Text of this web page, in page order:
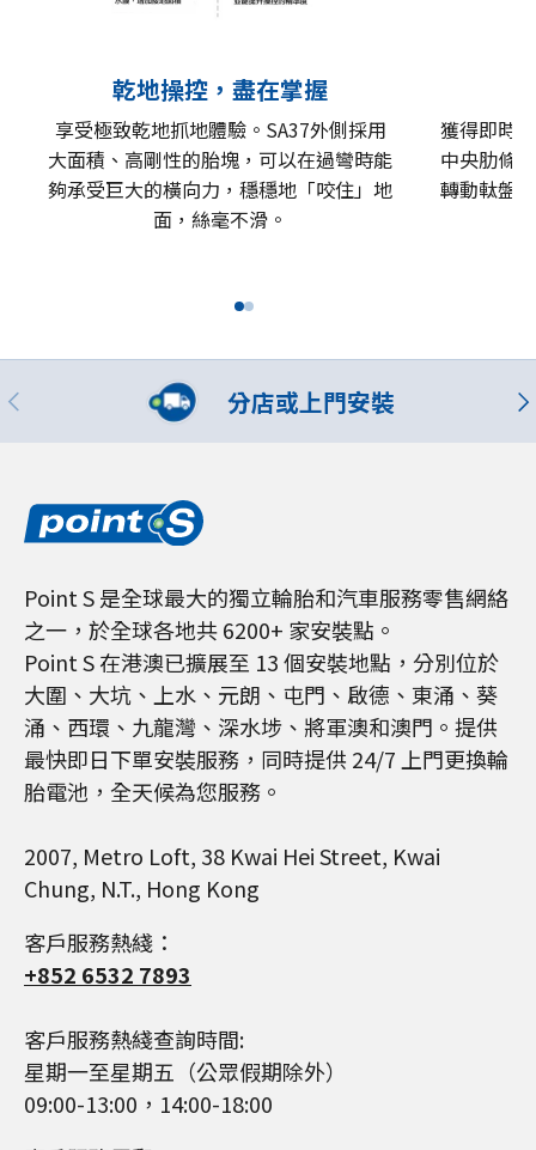
乾地操控，盡在掌握
享受極致乾地抓地體驗。SA37外側採用
大面積、高剛性的胎塊，可以在過彎時能
夠承受巨大的橫向力，穩穩地「咬住」地
面，絲毫不滑。
獲得即時
中央肋條
轉動軚盤
分店或上門安裝
Point S 是全球最大的獨立輪胎和汽車服務零售網絡
之一，於全球各地共 6200+ 家安裝點。
Point S 在港澳已擴展至 13 個安裝地點，分別位於
大圍、大坑、上水、元朗、屯門、啟德、東涌、葵
涌、西環、九龍灣、深水埗、將軍澳和澳門。提供
最快即日下單安裝服務，同時提供 24/7 上門更換輪
胎電池，全天候為您服務。
2007, Metro Loft, 38 Kwai Hei Street, Kwai
Chung, N.T., Hong Kong
客戶服務熱綫：
+852 6532 7893
客戶服務熱綫查詢時間:
星期一至星期五（公眾假期除外）
09:00-13:00，14:00-18:00